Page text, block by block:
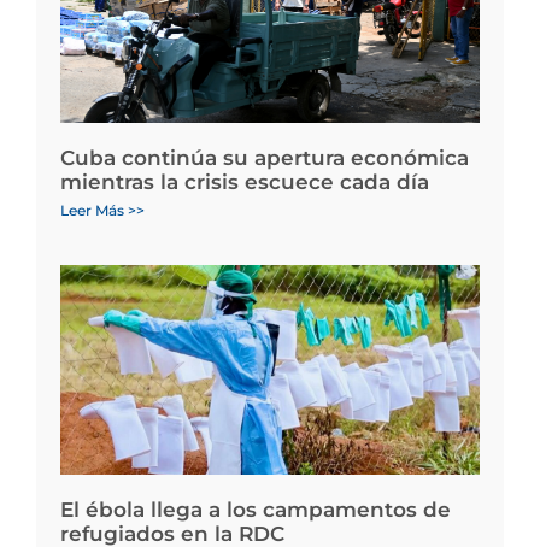
Cuba continúa su apertura económica
mientras la crisis escuece cada día
Leer Más >>
El ébola llega a los campamentos de
refugiados en la RDC